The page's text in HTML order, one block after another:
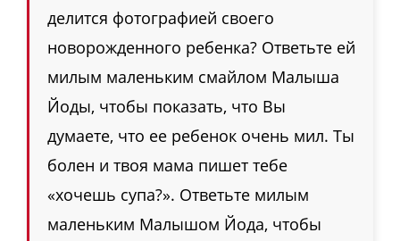
делится фотографией своего
новорожденного ребенка? Ответьте ей
милым маленьким смайлом Малыша
Йоды, чтобы показать, что Вы
думаете, что ее ребенок очень мил. Ты
болен и твоя мама пишет тебе
«хочешь супа?». Ответьте милым
маленьким Малышом Йода, чтобы